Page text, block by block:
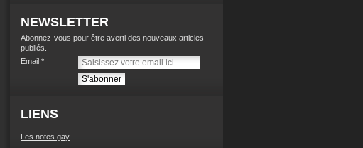
NEWSLETTER
Abonnez-vous pour être averti des nouveaux articles
publiés.
Email
LIENS
Les notes gay